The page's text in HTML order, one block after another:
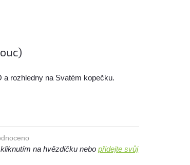
rozhledny na Svatém kopečku.
na hvězdičku nebopřidejte svůj